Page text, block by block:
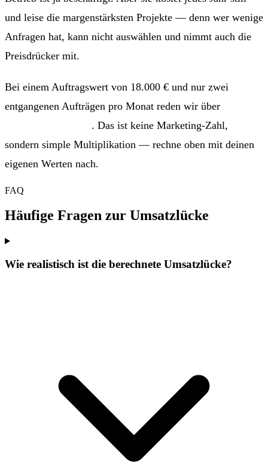
und leise die margenstärksten Projekte — denn wer wenige
Anfragen hat, kann nicht auswählen und nimmt auch die
Preisdrücker mit.
Bei einem Auftragswert von 18.000 € und nur zwei
entgangenen Aufträgen pro Monat reden wir über
. Das ist keine Marketing-Zahl,
sondern simple Multiplikation — rechne oben mit deinen
eigenen Werten nach.
FAQ
Häufige Fragen zur Umsatzlücke
Wie realistisch ist die berechnete Umsatzlücke?